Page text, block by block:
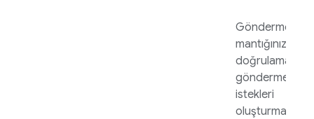
Gönderme
mantığınızı
doğrulama,
gönderme
istekleri
oluşturma,